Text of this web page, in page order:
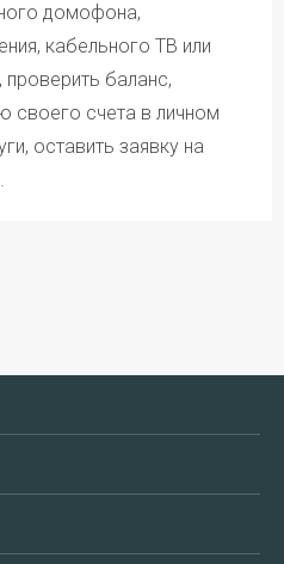
домофона,
кабельного ТВ или
баланс,
своего счета в личном
оставить заявку на